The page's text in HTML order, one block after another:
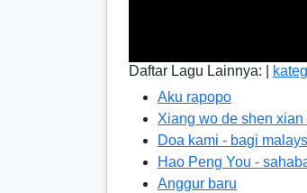
Daftar Lagu Lainnya: |
Aku rapopo
Xiang wo de shen xian
Doa kami - bagi
Hao Peng You -
Anggur baru